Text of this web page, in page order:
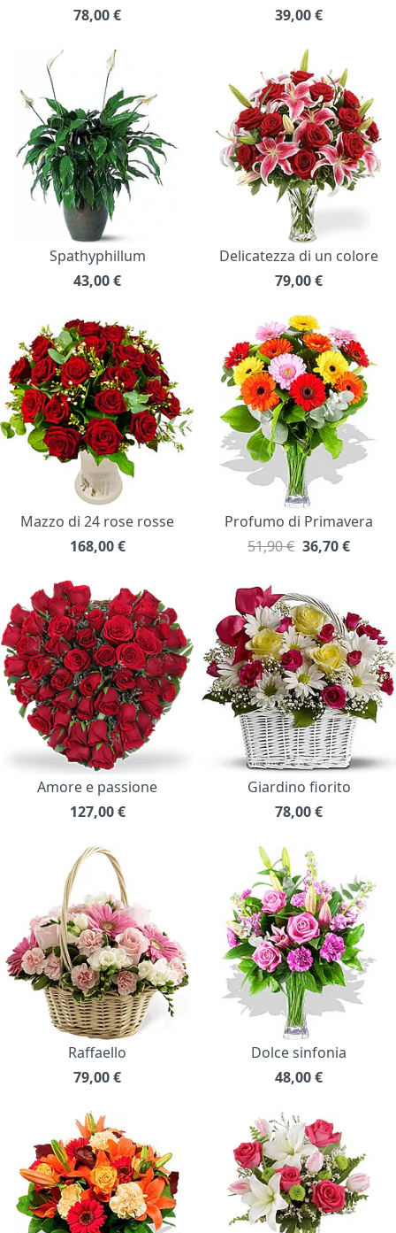
78,00€ 39,00€
Spathyphillum
43,00€
Delicatezza di un colore
79,00€
Mazzo di 24 rose rosse
168,00 €
Profumo di Primavera
51,90 € 36,70€
Amore e passione
127,00 €
Giardino fiorito
78,00€
Raffaello
79,00€
Dolce sinfonia
48,00€